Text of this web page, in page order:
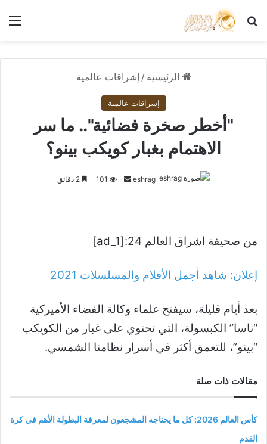
بحث عن
الرئيسية / إشراقات عالمية
إشراقات عالمية
"أخطر صخرة فضائية".. ما سر
الاهتمام بغبار كويكب بينو؟
eshrag
أرسل 101
من صحيفة اشراق العالم 24:[ad_1]
إعلان: شاهد أجمل الأفلام والمسلسلات 2021
بعد أيام قليلة، سيفتح علماء وكالة الفضاء الأميركية
“ناسا” الكبسولة، التي تحتوي على غبار من الكويكب
“بينو”، للتعمق أكثر في أسرار نظامنا الشمسي.
مقالات ذات صلة
كأس العالم 2026: كل ما يحتاجه المشجعون لمعرفة البطولة الأهم في كرة
القدم